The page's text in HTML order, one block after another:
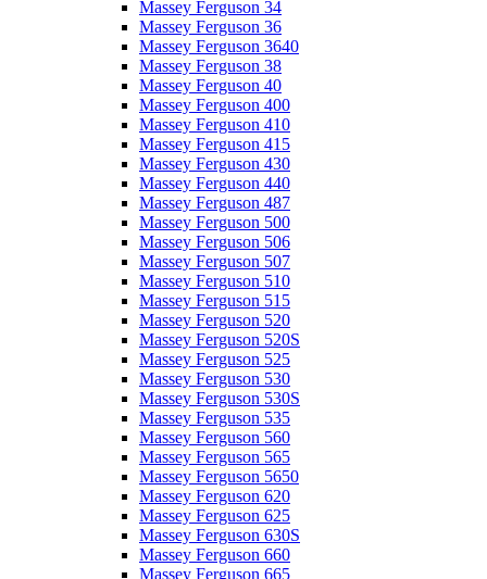
Massey Ferguson 34
Massey Ferguson 36
Massey Ferguson 3640
Massey Ferguson 38
Massey Ferguson 40
Massey Ferguson 400
Massey Ferguson 410
Massey Ferguson 415
Massey Ferguson 430
Massey Ferguson 440
Massey Ferguson 487
Massey Ferguson 500
Massey Ferguson 506
Massey Ferguson 507
Massey Ferguson 510
Massey Ferguson 515
Massey Ferguson 520
Massey Ferguson 520S
Massey Ferguson 525
Massey Ferguson 530
Massey Ferguson 530S
Massey Ferguson 535
Massey Ferguson 560
Massey Ferguson 565
Massey Ferguson 5650
Massey Ferguson 620
Massey Ferguson 625
Massey Ferguson 630S
Massey Ferguson 660
Massey Ferguson 665